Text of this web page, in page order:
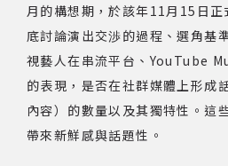
月的構想期，於該年11月15日
底討論演出交渉的過程、選角基
視藝人在串流平台、YouTube
的表現，是否在社群媒體上形成
內容）的數量以及其獨特性。這
帶來新鮮感與話題性。
隱私權保護政策
著作權及免責聲明